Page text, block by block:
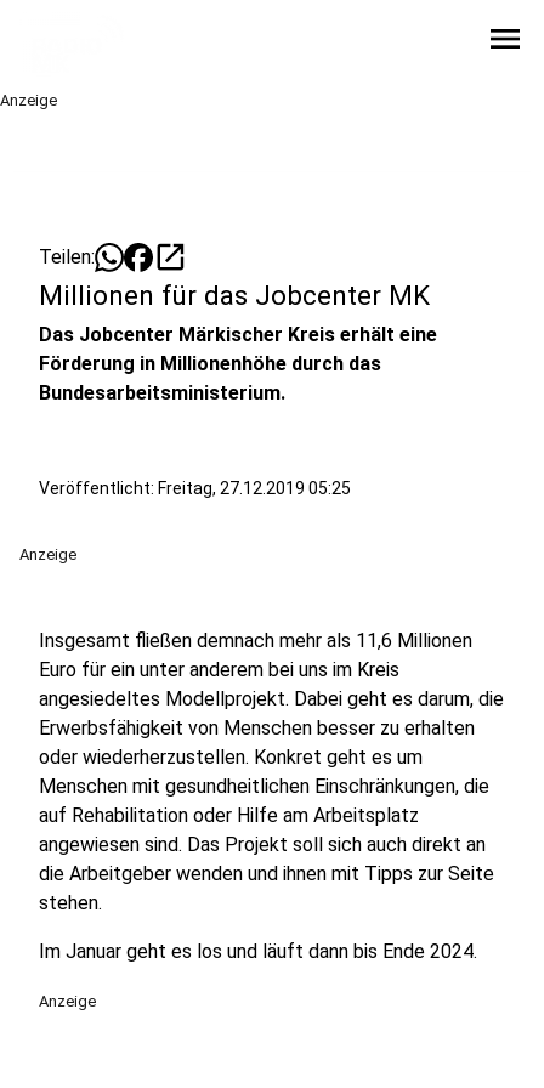
menu
Anzeige
Teilen: open_in_new
Millionen für das Jobcenter MK
Das Jobcenter Märkischer Kreis erhält eine
Förderung in Millionenhöhe durch das
Bundesarbeitsministerium.
Veröffentlicht: Freitag, 27.12.2019 05:25
Anzeige
Insgesamt fließen demnach mehr als 11,6 Millionen
Euro für ein unter anderem bei uns im Kreis
angesiedeltes Modellprojekt. Dabei geht es darum, die
Erwerbsfähigkeit von Menschen besser zu erhalten
oder wiederherzustellen. Konkret geht es um
Menschen mit gesundheitlichen Einschränkungen, die
auf Rehabilitation oder Hilfe am Arbeitsplatz
angewiesen sind. Das Projekt soll sich auch direkt an
die Arbeitgeber wenden und ihnen mit Tipps zur Seite
stehen.
Im Januar geht es los und läuft dann bis Ende 2024.
Anzeige